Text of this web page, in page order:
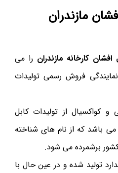
مازندران
کارخانه مازندران را می
فروش رسمی تولیدات
و کواکسیال از تولیدات کابل
می باشد که از نام های شناخته
برشمرده می شود.
تولید شده و در عین حال با